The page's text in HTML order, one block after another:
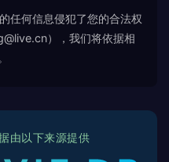
任何信息侵犯了您的合法权
），我们将依据相
由以下来源提供